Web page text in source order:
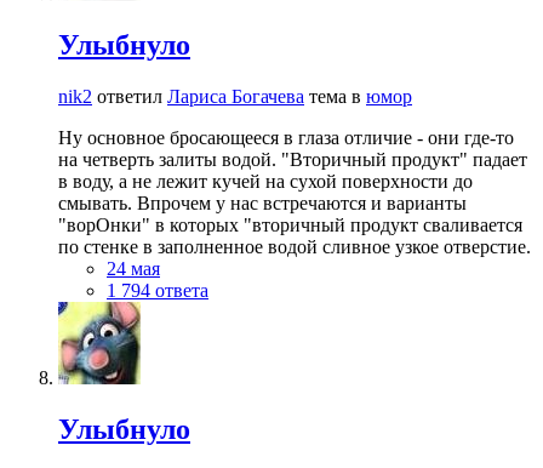
Улыбнуло
nik2 ответил Лариса Богачева тема в юмор
Ну основное бросающееся в глаза отличие - они где-то
на четверть залиты водой. "Вторичный продукт" падает
в воду, а не лежит кучей на сухой поверхности до
смывать. Впрочем у нас встречаются и варианты
"ворОнки" в которых "вторичный продукт сваливается
по стенке в заполненное водой сливное узкое отверстие.
24 мая
1 794 ответа
Улыбнуло